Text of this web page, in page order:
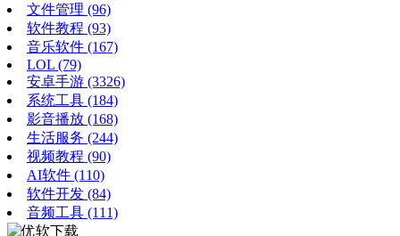
文件管理 (96)
软件教程 (93)
音乐软件 (167)
LOL (79)
安卓手游 (3326)
系统工具 (184)
影音播放 (168)
生活服务 (244)
视频教程 (90)
AI软件 (110)
软件开发 (84)
音频工具 (111)